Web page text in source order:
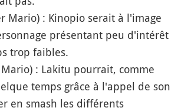
Mario) : Kinopio serait à l'image
présentant peu d'intérêt
trop faibles.
: Lakitu pourrait, comme
temps grâce à l'appel de son
en smash les différents